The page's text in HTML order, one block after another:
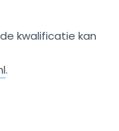
kwalificatie kan
.